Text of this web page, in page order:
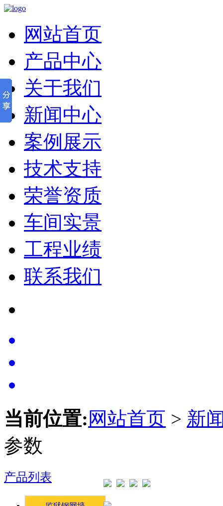
网站首页
产品中心
关于我们
新闻中心
案例展示
技术支持
荣誉资质
车间实景
工程业绩
联系我们
当前位置: 网站首页 > 新
参数
产品列表